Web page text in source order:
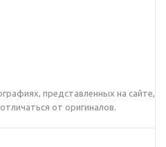
представленных на сайте,
от оригиналов.